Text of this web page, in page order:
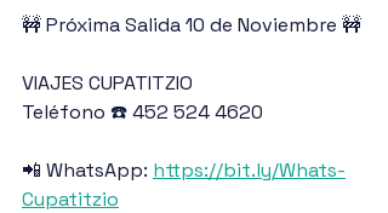
🚧 Próxima Salida 10 de Noviembre 🚧
VIAJES CUPATITZIO
Teléfono ☎️ 452 524 4620
📲 WhatsApp: https://bit.ly/Whats-
Cupatitzio